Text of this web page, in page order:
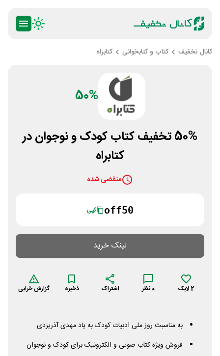
کانال تخفیف کتاب و کتابخوانی کتابراه
50%
50% تخفیف کتاب کودک و نوجوان در
کتابراه
منقضی شده
off50 کپی
لینک خرید
2لایک 0 نظر اشتراک ذخیره گزارش خرابی
به مناسبت روز ملی ادبیات کودک به یاد مهدی آذریزدی
فروش ویژه کتاب صوتی و الکترونیک برای کودک و نوجوان